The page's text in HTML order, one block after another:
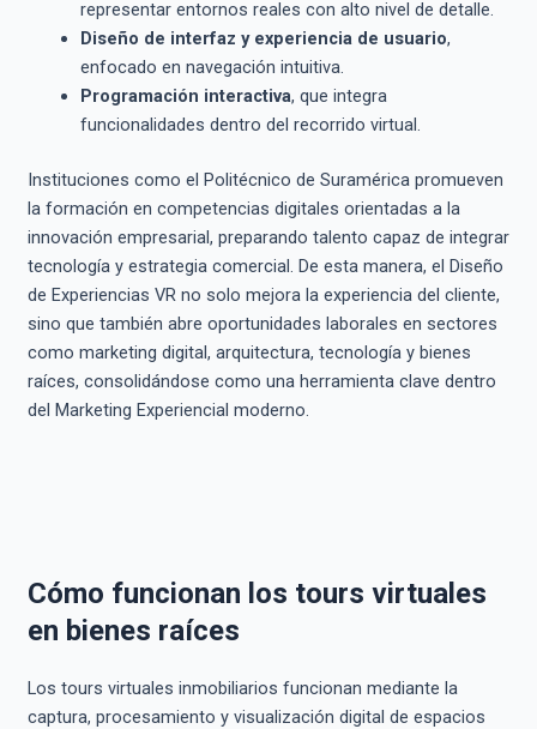
representar entornos reales con alto nivel de detalle.
Diseño de interfaz y experiencia de usuario,
enfocado en navegación intuitiva.
Programación interactiva, que integra
funcionalidades dentro del recorrido virtual.
Instituciones como el Politécnico de Suramérica promueven
la formación en competencias digitales orientadas a la
innovación empresarial, preparando talento capaz de integrar
tecnología y estrategia comercial. De esta manera, el Diseño
de Experiencias VR no solo mejora la experiencia del cliente,
sino que también abre oportunidades laborales en sectores
como marketing digital, arquitectura, tecnología y bienes
raíces, consolidándose como una herramienta clave dentro
del Marketing Experiencial moderno.
Cómo funcionan los tours virtuales
en bienes raíces
Los tours virtuales inmobiliarios funcionan mediante la
captura, procesamiento y visualización digital de espacios